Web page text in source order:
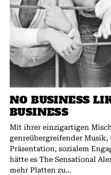
NO BUSINESS
BUSINESS
Mit ihrer einzigartigen
genreübergreifender Musik,
Präsentation, sozialem
hätte es The Sensational
mehr Platten zu...